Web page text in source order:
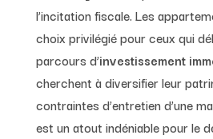
l’incitation fiscale. Les
choix privilégié pour ceux qui
parcours d’investissement
cherchent à diversifier leur
contraintes d’entretien d’une
est un atout indéniable pour le